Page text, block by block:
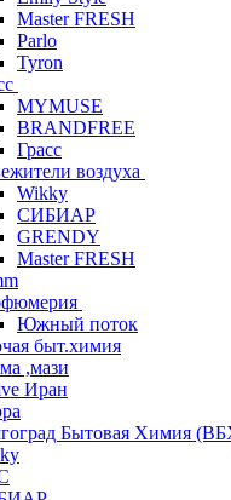
Master FRESH
Parlo
Tyron
MYMUSE
BRANDFREE
Грасс
воздуха
Wikky
СИБИАР
GRENDY
Master FRESH
Южный поток
быт.химия
,мази
Иран
Бытовая Химия